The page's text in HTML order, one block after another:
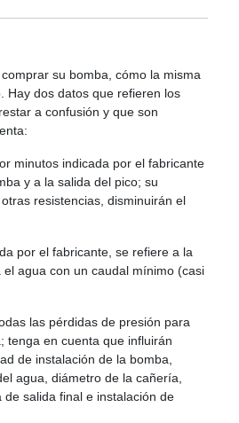
su bomba, cómo la misma
Hay dos datos que refieren los
a confusión y que son
minutos indicada por el fabricante
y a la salida del pico; su
resistencias, disminuirán el
por el fabricante, se refiere a la
agua con un caudal mínimo (casi
las pérdidas de presión para
tenga en cuenta que influirán
de instalación de la bomba,
agua, diámetro de la cañería,
salida final e instalación de